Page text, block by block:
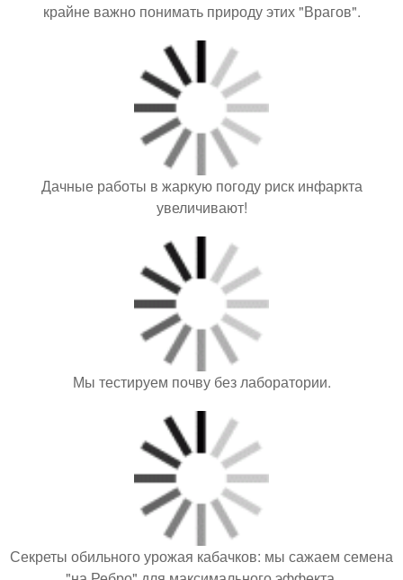
крайне важно понимать природу этих "Врагов".
Дачные работы в жаркую погоду риск инфаркта
увеличивают!
Мы тестируем почву без лаборатории.
Секреты обильного урожая кабачков: мы сажаем семена